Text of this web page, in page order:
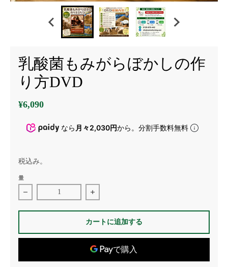
乳酸菌もみがらぼかしの作
り方DVD
¥6,090
なら 月々2,030円から。分割手数料無料
税込み。
量
乳酸菌もみがらぼかしの作り方DVDの数量を減らす
乳酸菌もみがらぼかしの作り方DVD
カートに追加する